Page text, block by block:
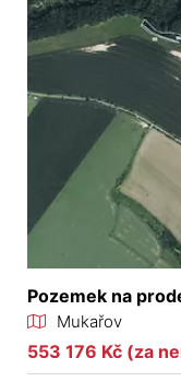
Pozemek na
Mukařov
553 176 Kč (za